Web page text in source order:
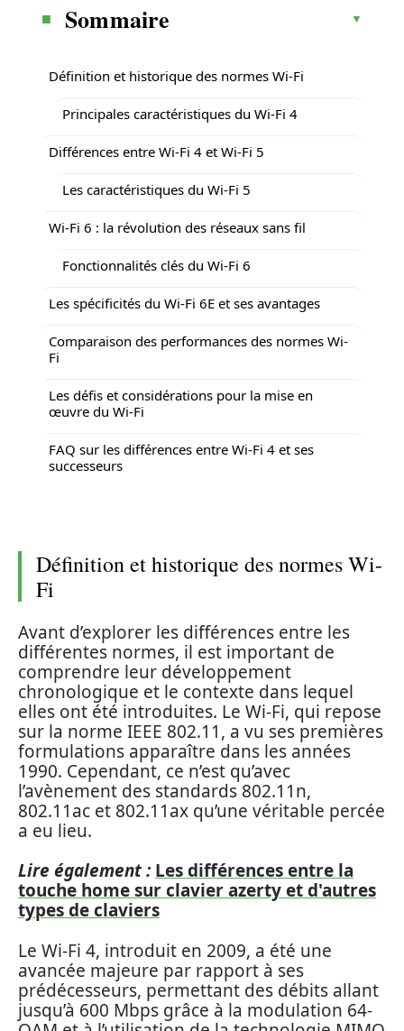
Sommaire
Définition et historique des normes Wi-Fi
Principales caractéristiques du Wi-Fi 4
Différences entre Wi-Fi 4 et Wi-Fi 5
Les caractéristiques du Wi-Fi 5
Wi-Fi 6 : la révolution des réseaux sans fil
Fonctionnalités clés du Wi-Fi 6
Les spécificités du Wi-Fi 6E et ses avantages
Comparaison des performances des normes Wi-
Fi
Les défis et considérations pour la mise en
œuvre du Wi-Fi
FAQ sur les différences entre Wi-Fi 4 et ses
successeurs
Définition et historique des normes Wi-
Fi
Avant d’explorer les différences entre les
différentes normes, il est important de
comprendre leur développement
chronologique et le contexte dans lequel
elles ont été introduites. Le Wi-Fi, qui repose
sur la norme IEEE 802.11, a vu ses premières
formulations apparaître dans les années
1990. Cependant, ce n’est qu’avec
l’avènement des standards 802.11n,
802.11ac et 802.11ax qu’une véritable percée
a eu lieu.
Lire également : Les différences entre la
touche home sur clavier azerty et d'autres
types de claviers
Le Wi-Fi 4, introduit en 2009, a été une
avancée majeure par rapport à ses
prédécesseurs, permettant des débits allant
jusqu’à 600 Mbps grâce à la modulation 64-